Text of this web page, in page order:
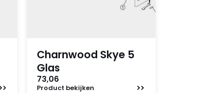
Charnwood Skye 5
Glas
73,06
Product bekijken